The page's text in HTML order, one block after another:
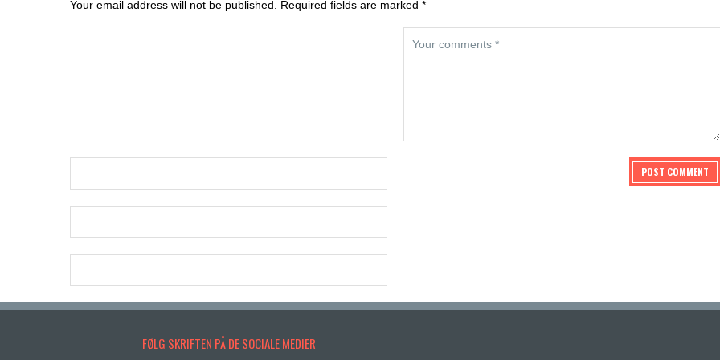
Your email address will not be published. Required fields are marked *
FØLG SKRIFTEN PÅ DE SOCIALE MEDIER